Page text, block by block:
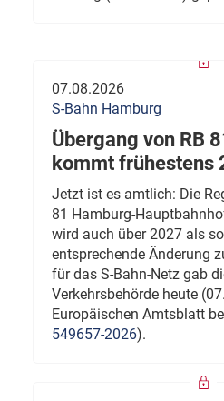
07.08.2026
S-Bahn Hamburg
Übergang von RB
kommt frühestens
Jetzt ist es amtlich: Die
81 Hamburg-
wird auch über 2027 als
entsprechende Änderung
für das S-Bahn-Netz gab
Verkehrsbehörde heute
Europäischen Amtsblatt
549657-2026).